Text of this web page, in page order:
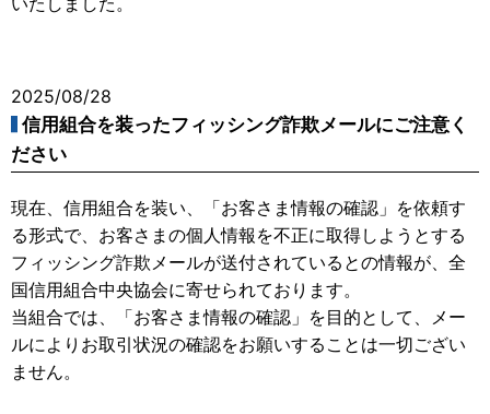
2025/08/28
信用組合を装ったフィッシング詐欺メールにご注意く
ださい
現在、信用組合を装い、「お客さま情報の確認」を依頼す
る形式で、お客さまの個人情報を不正に取得しようとする
フィッシング詐欺メールが送付されているとの情報が、全
国信用組合中央協会に寄せられております。
当組合では、「お客さま情報の確認」を目的として、メー
ルによりお取引状況の確認をお願いすることは一切ござい
ません。